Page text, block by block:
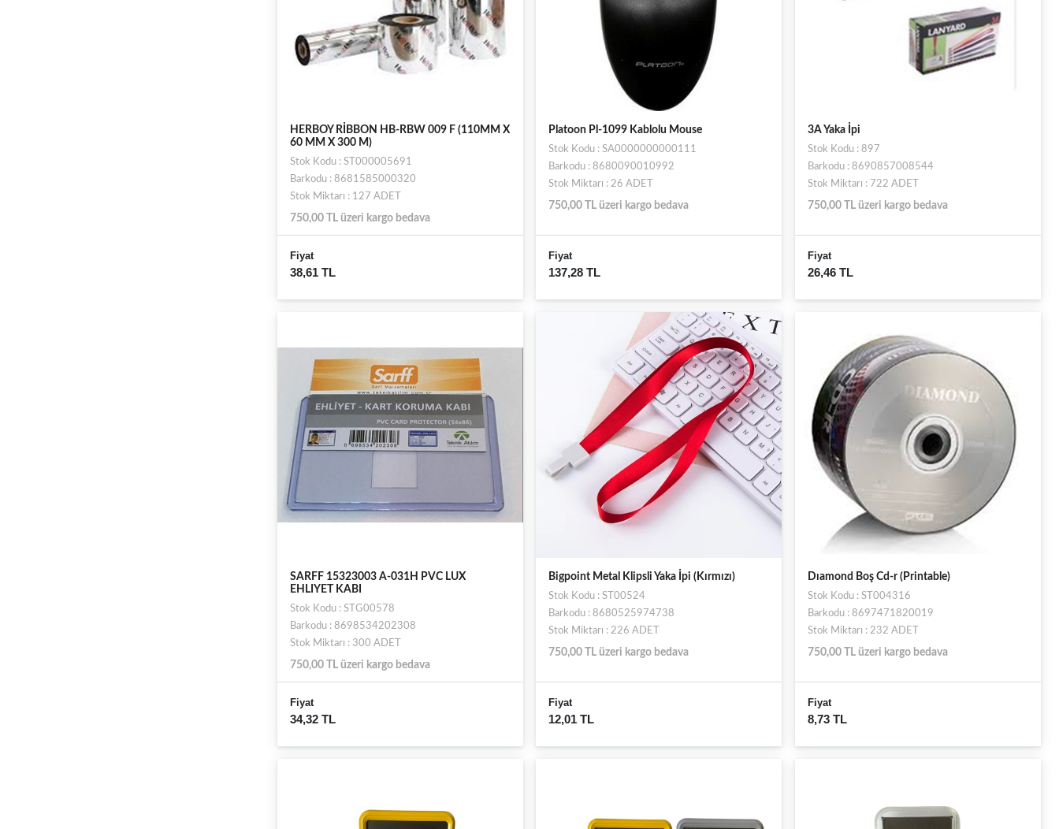
HERBOY RİBBON HB-RBW 009 F (110MM X
60 MM X 300 M)
Stok Kodu : ST000005691
Barkodu : 8681585000320
Stok Miktarı : 127 ADET
750,00 TL üzeri kargo bedava
Fiyat
38,61 TL
Platoon Pl-1099 Kablolu Mouse
Stok Kodu : SA0000000000111
Barkodu : 8680090010992
Stok Miktarı : 26 ADET
750,00 TL üzeri kargo bedava
Fiyat
137,28 TL
3A Yaka İpi
Stok Kodu : 897
Barkodu : 8690857008544
Stok Miktarı : 722 ADET
750,00 TL üzeri kargo bedava
Fiyat
26,46 TL
SARFF 15323003 A-031H PVC LUX
EHLIYET KABI
Stok Kodu : STG00578
Barkodu : 8698534202308
Stok Miktarı : 300 ADET
750,00 TL üzeri kargo bedava
Fiyat
34,32 TL
Bigpoint Metal Klipsli Yaka İpi (Kırmızı)
Stok Kodu : ST00524
Barkodu : 8680525974738
Stok Miktarı : 226 ADET
750,00 TL üzeri kargo bedava
Fiyat
12,01 TL
Dıamond Boş Cd-r (Printable)
Stok Kodu : ST004316
Barkodu : 8697471820019
Stok Miktarı : 232 ADET
750,00 TL üzeri kargo bedava
Fiyat
8,73 TL